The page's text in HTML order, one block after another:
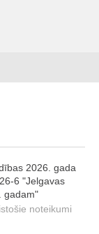
2026. gada
6 "Jelgavas
gadam"
noteikumi